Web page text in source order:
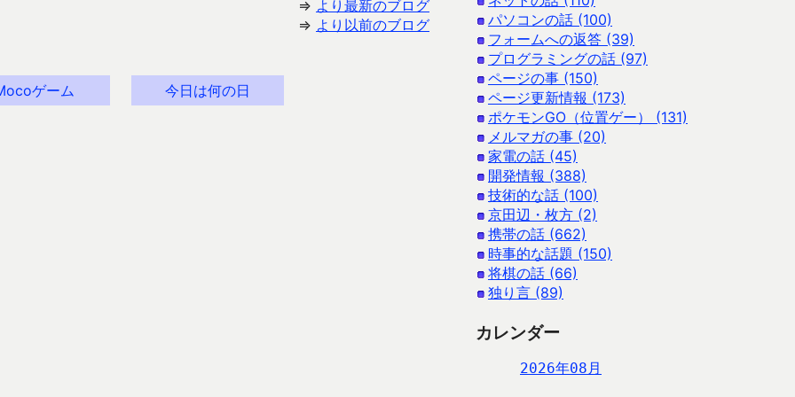
⇒ より最新のブログ
⇒ より以前のブログ
ゲーム 今日は何の日
パソコンの話 (100)
フォームへの返答 (39)
プログラミングの話 (97)
ページの事 (150)
ページ更新情報 (173)
ポケモンGO（位置ゲー） (131)
メルマガの事 (20)
家電の話 (45)
開発情報 (388)
技術的な話 (100)
京田辺・枚方 (2)
携帯の話 (662)
時事的な話題 (150)
将棋の話 (66)
独り言 (89)
カレンダー
2026年08月